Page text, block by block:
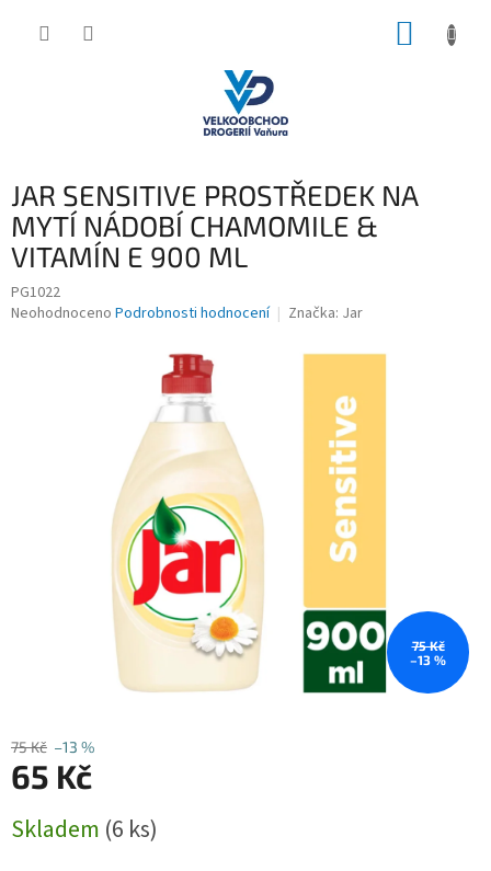
JAR SENSITIVE PROSTŘEDEK NA
MYTÍ NÁDOBÍ CHAMOMILE &
VITAMÍN E 900 ML
PG1022
Průměrné
Neohodnoceno Podrobnosti hodnocení Značka: Jar
75 Kč
–13 %
75 Kč –13 %
65 Kč
cena:
Skladem (6 ks)